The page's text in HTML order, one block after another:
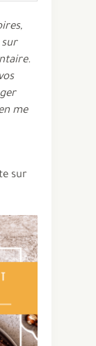
me
sur